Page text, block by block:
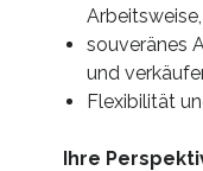
Arbeitsweise,
souveränes
und
Flexibilität
Ihre